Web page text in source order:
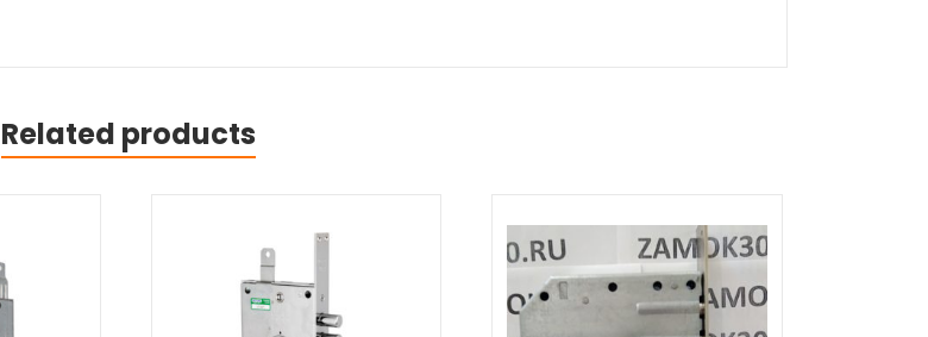
Related products